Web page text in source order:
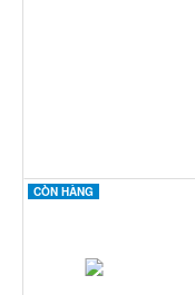
CÒN HÀNG